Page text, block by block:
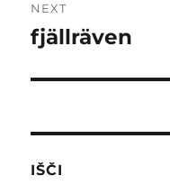
NEXT
Next
fjällräven
IŠČI